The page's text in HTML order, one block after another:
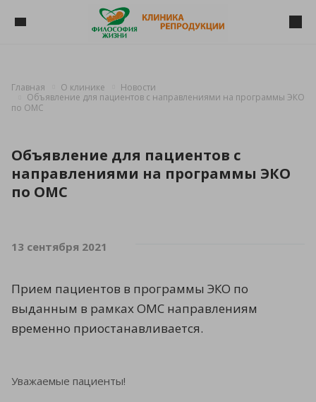
Главная О клинике
Новости
Объявление для пациентов с направлениями на программы ЭКО
по ОМС
Объявление для пациентов с
направлениями на программы ЭКО
по ОМС
13 сентября 2021
Прием пациентов в программы ЭКО по
выданным в рамках ОМС направлениям
временно приостанавливается.
Уважаемые пациенты!